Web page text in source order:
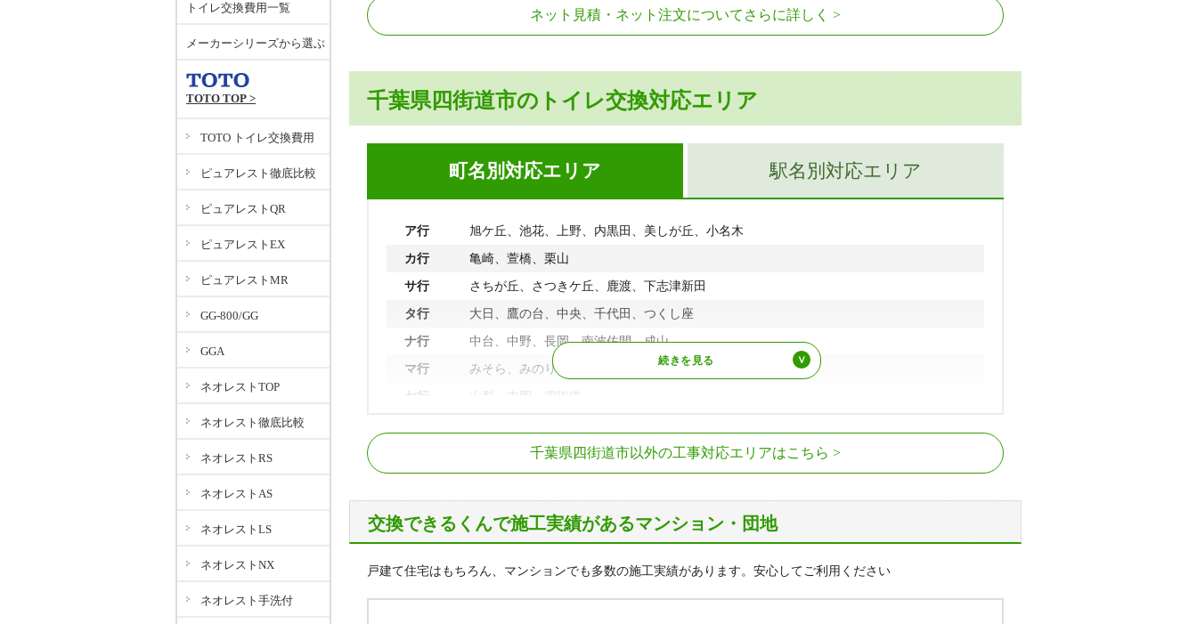
ネット見積・ネット注文についてさらに詳しく
千葉県四街道市のトイレ交換対応エリア
町名別対応エリア
ア行 旭ケ丘、池花、上野、内黒田、美しが丘、小名木
カ行 亀崎、萱橋、栗山
サ行 さちが丘、さつきケ丘、鹿渡、下志津新田
タ行 大日、鷹の台、中央、千代田、つくし座
ナ行 中台、中野、長岡、南波佐間、成山
マ行 みそら、みのり町、めいわ、もねの里、物井
ヤ行 山梨、吉岡、四街道
和田、和良比
駅名別対応エリア
四街道駅
千葉県四街道市以外の工事対応エリアはこちら
交換できるくんで施工実績があるマンション・団地
戸建て住宅はもちろん、マンションでも多数の施工実績があります。安心してご利用ください
トイレ交換費用一覧
メーカーシリーズから選ぶ
TOTO TOP >
TOTO トイレ交換費用
ピュアレスト徹底比較
ピュアレストQR
ピュアレストEX
ピュアレストMR
GG-800/GG
GGA
ネオレストTOP
ネオレスト徹底比較
ネオレストRS
ネオレストAS
ネオレストLS
ネオレストNX
ネオレスト手洗付